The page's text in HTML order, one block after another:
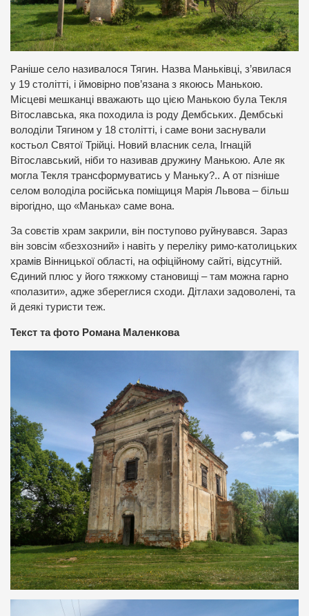
Раніше село називалося Тягин. Назва Маньківці, з’явилася
у 19 столітті, і ймовірно пов’язана з якоюсь Манькою.
Місцеві мешканці вважають що цією Манькою була Текля
Вітославська, яка походила із роду Дембських. Дембські
володіли Тягином у 18 столітті, і саме вони заснували
костьол Святої Трійці. Новий власник села, Ігнацій
Вітославський, ніби то називав дружину Манькою. Але як
могла Текля трансформуватись у Маньку?.. А от пізніше
селом володіла російська поміщиця Марія Львова – більш
вірогідно, що «Манька» саме вона.
За совєтів храм закрили, він поступово руйнувався. Зараз
він зовсім «безхозний» і навіть у переліку римо-католицьких
храмів Вінницької області, на офіційному сайті, відсутній.
Єдиний плюс у його тяжкому становищі – там можна гарно
«полазити», адже збереглися сходи. Дітлахи задоволені, та
й деякі туристи теж.
Текст та фото Романа Маленкова